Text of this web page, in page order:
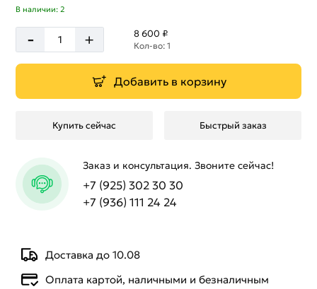
Доставка до 10.08
Оплата картой, наличными и безналичным
В наличии: 2
- + 8 600 ₽
Кол-во: 1
Добавить в корзину
Купить сейчас Быстрый заказ
Заказ и консультация. Звоните сейчас!
+7 (925) 302 30 30
+7 (936) 111 24 24